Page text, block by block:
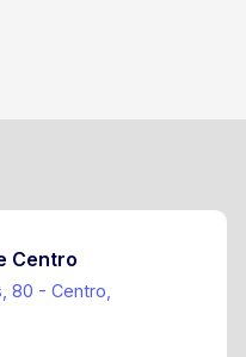
Centro
80 - Centro,